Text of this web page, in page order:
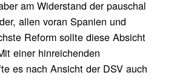
am Widerstand der pauschal
allen voran Spanien und
Reform sollte diese Absicht
einer hinreichenden
es nach Ansicht der DSV auch